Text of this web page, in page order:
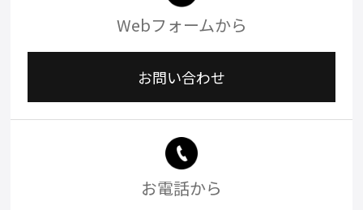
Webフォームから
お問い合わせ
お電話から